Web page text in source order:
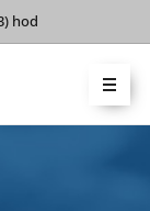
hod